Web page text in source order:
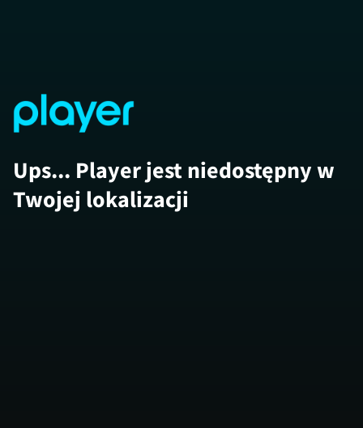
Ups... Player jest niedostępny w
Twojej lokalizacji